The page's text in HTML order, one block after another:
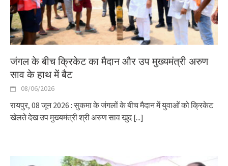
जंगल के बीच क्रिकेट का मैदान और उप मुख्यमंत्री अरुण
साव के हाथ में बैट
08/06/2026
रायपुर, 08 जून 2026 : सुकमा के जंगलों के बीच मैदान में युवाओं को क्रिकेट
खेलते देख उप मुख्यमंत्री श्री अरुण साव खुद[...]